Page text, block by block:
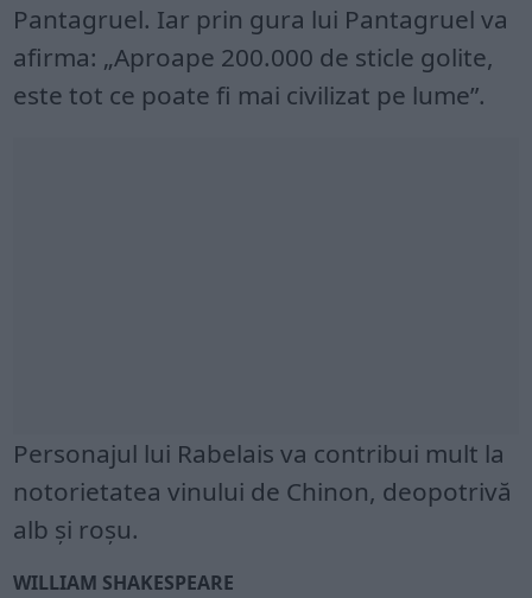
Pantagruel. Iar prin gura lui Pantagruel va
afirma: „Aproape 200.000 de sticle golite,
este tot ce poate fi mai civilizat pe lume”.
Personajul lui Rabelais va contribui mult la
notorietatea vinului de Chinon, deopotrivă
alb și roșu.
WILLIAM SHAKESPEARE